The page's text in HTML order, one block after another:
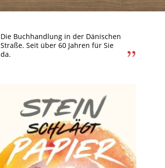
Die Buchhandlung in der Dänischen
Straße. Seit über 60 Jahren für Sie
da.